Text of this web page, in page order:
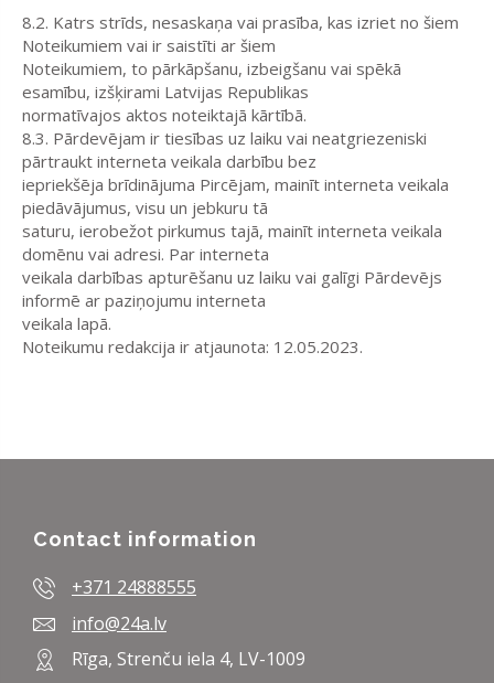
8.2. Katrs strīds, nesaskaņa vai prasība, kas izriet no šiem
Noteikumiem vai ir saistīti ar šiem
Noteikumiem, to pārkāpšanu, izbeigšanu vai spēkā
esamību, izšķirami Latvijas Republikas
normatīvajos aktos noteiktajā kārtībā.
8.3. Pārdevējam ir tiesības uz laiku vai neatgriezeniski
pārtraukt interneta veikala darbību bez
iepriekšēja brīdinājuma Pircējam, mainīt interneta veikala
piedāvājumus, visu un jebkuru tā
saturu, ierobežot pirkumus tajā, mainīt interneta veikala
domēnu vai adresi. Par interneta
veikala darbības apturēšanu uz laiku vai galīgi Pārdevējs
informē ar paziņojumu interneta
veikala lapā.
Noteikumu redakcija ir atjaunota: 12.05.2023.
Contact information
+371 24888555
info@24a.lv
Rīga, Strenču iela 4, LV-1009